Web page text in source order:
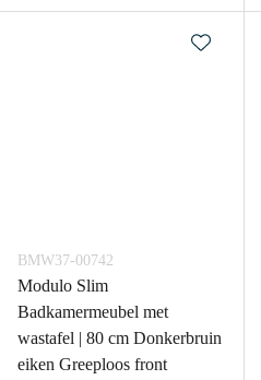
BMW37-00742
Modulo Slim
Badkamermeubel met
wastafel | 80 cm Donkerbruin
eiken Greeploos front